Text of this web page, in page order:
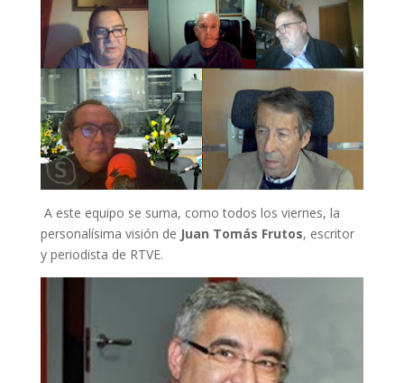
A este equipo se suma, como todos los viernes, la
personalísima visión de Juan Tomás Frutos, escritor
y periodista de RTVE.